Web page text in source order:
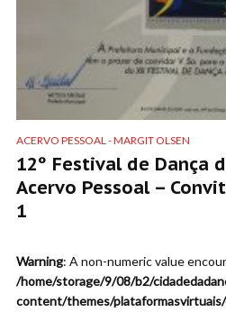
ACERVO PESSOAL - MARGIT OLSEN
12º Festival de Dança
Acervo Pessoal –
1
Warning: A non-numeric value
/home/storage/9/08/b2/
content/themes/